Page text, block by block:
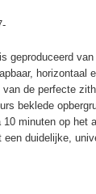
geproduceerd
horizontaal
de perfecte
beklede
minuten op het
duidelijke,